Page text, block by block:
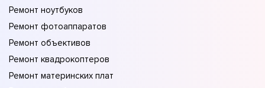
Ремонт ноутбуков
Ремонт фотоаппаратов
Ремонт объективов
Ремонт квадрокоптеров
Ремонт материнских плат